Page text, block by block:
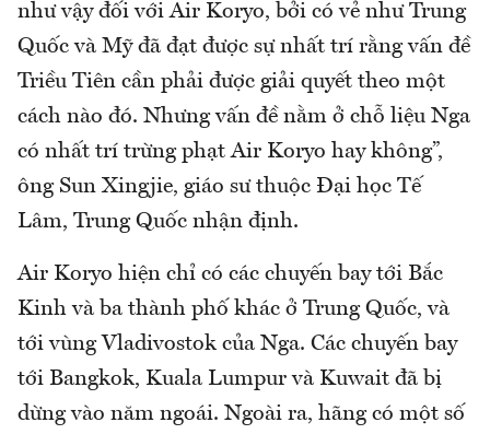
như vậy đối với Air Koryo, bởi có vẻ như Trung
Quốc và Mỹ đã đạt được sự nhất trí rằng vấn đề
Triều Tiên cần phải được giải quyết theo một
cách nào đó. Nhưng vấn đề nằm ở chỗ liệu Nga
có nhất trí trừng phạt Air Koryo hay không”,
ông Sun Xingjie, giáo sư thuộc Đại học Tế
Lâm, Trung Quốc nhận định.
Air Koryo hiện chỉ có các chuyến bay tới Bắc
Kinh và ba thành phố khác ở Trung Quốc, và
tới vùng Vladivostok của Nga. Các chuyến bay
tới Bangkok, Kuala Lumpur và Kuwait đã bị
dừng vào năm ngoái. Ngoài ra, hãng có một số